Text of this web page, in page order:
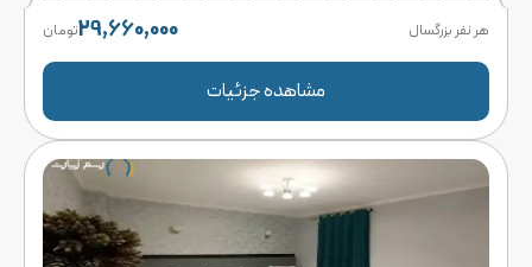
هر نفر بزرگسال 29,660,000تومان
مشاهده جزئیات